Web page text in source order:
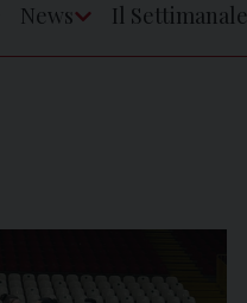
News Il Settimanale